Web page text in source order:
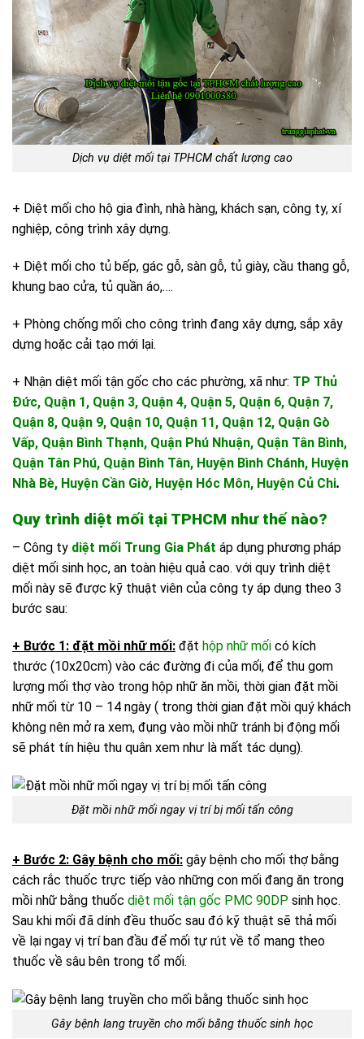
Dịch vụ diệt mối tại TPHCMchất lượng cao
+ Diệt mối cho hộ gia đình, nhà hàng, khách sạn, công ty, xí
nghiệp, công trình xây dựng.
+ Diệt mối cho tủ bếp, gác gỗ, sàn gỗ, tủ giày, cầu thang gỗ,
khung bao cửa, tủ quần áo,….
+ Phòng chống mối cho công trình đang xây dựng, sắp xây
dựng hoặc cải tạo mới lại.
+ Nhận diệt mối tận gốc cho các phường, xã như: TP Thủ
Đức, Quận 1, Quận 3, Quận 4, Quận 5, Quận 6, Quận 7,
Quận 8, Quận 9, Quận 10, Quận 11, Quận 12, Quận Gò
Vấp, Quận Bình Thạnh, Quận Phú Nhuận, Quận Tân Bình,
Quận Tân Phú, Quận Bình Tân, Huyện Bình Chánh, Huyện
Nhà Bè, Huyện Cần Giờ, Huyện Hóc Môn, Huyện Củ Chi.
Quy trình diệt mối tại TPHCM như thế nào?
– Công ty diệt mối Trung Gia Phát áp dụng phương pháp
diệt mối sinh học, an toàn hiệu quả cao. với quy trình diệt
mối này sẽ được kỹ thuật viên của công ty áp dụng theo 3
bước sau:
+ Bước 1: đặt mồi nhữ mối: đặt hộp nhữ mối có kích
thước (10x20cm) vào các đường đi của mối, để thu gom
lượng mối thợ vào trong hộp nhữ ăn mồi, thời gian đặt mồi
nhữ mối từ 10 – 14 ngày ( trong thời gian đặt mồi quý khách
không nên mở ra xem, đụng vào mồi nhữ tránh bị động mối
sẽ phát tín hiệu thu quân xem như là mất tác dụng).
Đặt mồi nhữ mối ngay vị trí bị mối tấn công
+ Bước 2: Gây bệnh cho mối: gây bệnh cho mối thợ bằng
cách rắc thuốc trực tiếp vào những con mối đang ăn trong
mồi nhữ bằng thuốc diệt mối tận gốc PMC 90DP sinh học.
Sau khi mối đã dính đều thuốc sau đó kỹ thuật sẽ thả mối
về lại ngay vị trí ban đầu để mối tự rút về tổ mang theo
thuốc về sâu bên trong tổ mối.
Gây bệnh lang truyền cho mối bằng thuốc sinh học